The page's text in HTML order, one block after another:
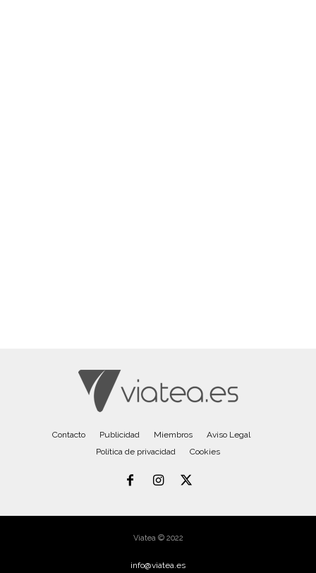
Contacto Publicidad Miembros
Aviso Legal
Política de privacidad
Cookies
Viatea © 2022
info@viatea.es